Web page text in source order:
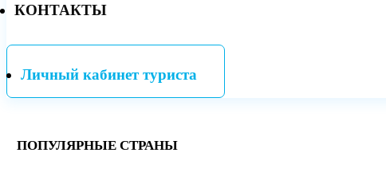
КОНТАКТЫ
Личный кабинет туриста
ПОПУЛЯРНЫЕ СТРАНЫ